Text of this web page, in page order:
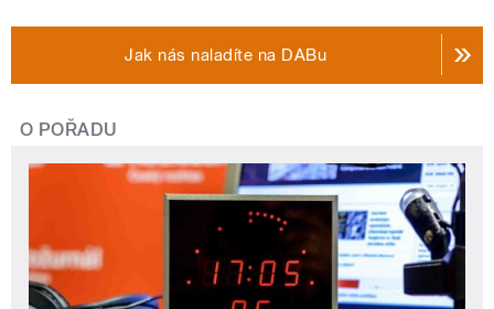
Jak nás naladíte na DABu
O POŘADU